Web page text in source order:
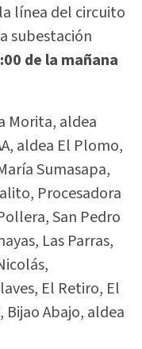
línea del circuito
subestación
de la mañana
Morita, aldea
aldea El Plomo,
Sumasapa,
Procesadora
San Pedro
Las Parras,
El Retiro, El
Bijao Abajo, aldea